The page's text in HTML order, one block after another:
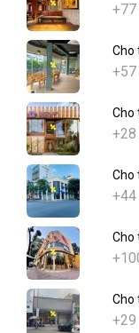
+77
Cho
+57
Cho
+28
Cho
+44
Cho
Cho
+29